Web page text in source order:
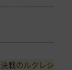
戦のルクレシ